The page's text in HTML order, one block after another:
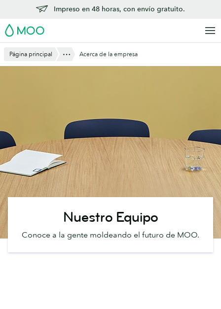
contenido
principal
Impreso en 48 horas, con envío gratuito.
MOO
Página principal Mostrar todo
Acerca de la empresa
Nuestro Equipo
Conoce a la gente moldeando el futuro de MOO.